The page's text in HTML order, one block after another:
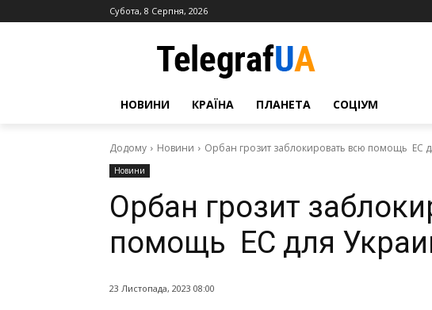
Субота, 8 Серпня, 2026
НОВИНИ КРАЇНА ПЛАНЕТА СОЦІУМ
Додому Новини Орбан грозит заблокировать всю помощь ЕС
Новини
Орбан грозит
помощь ЕС для
23 Листопада, 2023 08:00